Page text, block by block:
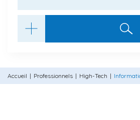
Accueil Professionnels High-Tech